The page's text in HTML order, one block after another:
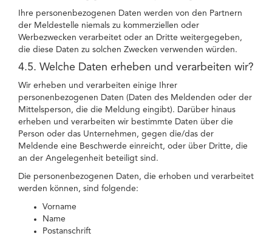
Ihre personenbezogenen Daten werden von den Partnern
der Meldestelle niemals zu kommerziellen oder
Werbezwecken verarbeitet oder an Dritte weitergegeben,
die diese Daten zu solchen Zwecken verwenden würden.
4.5. Welche Daten erheben und verarbeiten wir?
Wir erheben und verarbeiten einige Ihrer
personenbezogenen Daten (Daten des Meldenden oder der
Mittelsperson, die die Meldung eingibt). Darüber hinaus
erheben und verarbeiten wir bestimmte Daten über die
Person oder das Unternehmen, gegen die/das der
Meldende eine Beschwerde einreicht, oder über Dritte, die
an der Angelegenheit beteiligt sind.
Die personenbezogenen Daten, die erhoben und verarbeitet
werden können, sind folgende:
Vorname
Name
Postanschrift